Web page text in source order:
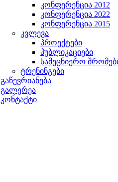
კონფერენცია 2012
კონფერენცია 2022
კონფერენცია 2015
კვლევა
პროექტები
პუბლიკაციები
სამეცნიერო
ტრენინგები
გაწევრიანება
გალერეა
კონტაქტი